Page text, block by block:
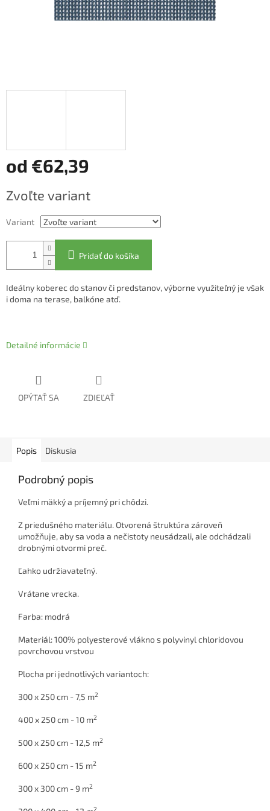
od €62,39
cena:
Zvoľte variant
Variant
Pridať do košíka
Ideálny koberec do stanov či predstanov, výborne využiteľný je však
i doma na terase, balkóne atď.
Detailné informácie
OPÝTAŤ SA ZDIEĽAŤ
Popis Diskusia
Podrobný popis
Veľmi mäkký a príjemný pri chôdzi.
Z priedušného materiálu. Otvorená štruktúra zároveň
umožňuje, aby sa voda a nečistoty neusádzali, ale odchádzali
drobnými otvormi preč.
Ľahko udržiavateľný.
Vrátane vrecka.
Farba: modrá
Materiál: 100% polyesterové vlákno s polyvinyl chloridovou
povrchovou vrstvou
Plocha pri jednotlivých variantoch:
300 x 250 cm - 7,5 m2
400 x 250 cm - 10 m2
500 x 250 cm - 12,5 m2
600 x 250 cm - 15 m2
300 x 300 cm - 9 m2
2